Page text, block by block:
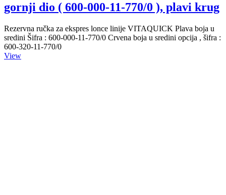
gornji dio ( 600-000-11-770/0 ), plavi krug
Rezervna ručka za ekspres lonce linije VITAQUICK Plava boja u
sredini Šifra : 600-000-11-770/0 Crvena boja u sredini opcija , šifra :
600-320-11-770/0
View